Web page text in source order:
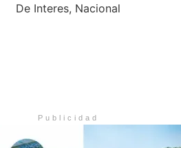
De Interes, Nacional
Publicidad